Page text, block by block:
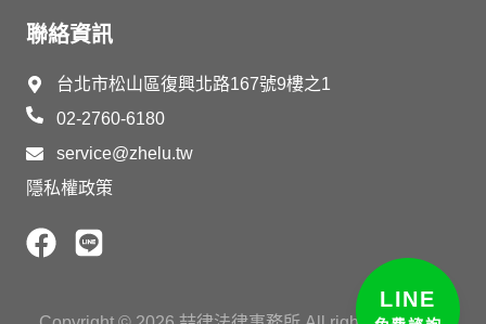
LINE
聯絡資訊
台北市松山區復興北路167號9樓之1
02-2760-6180
service@zhelu.tw
隱私權政策